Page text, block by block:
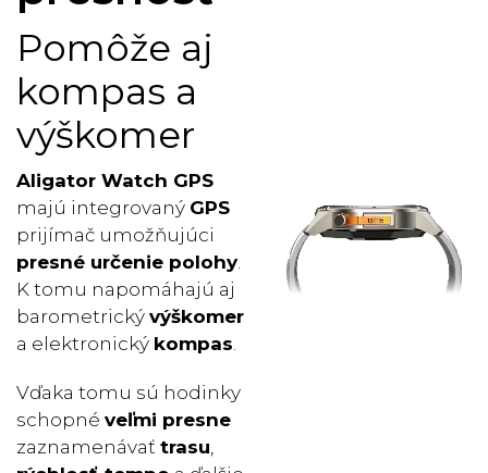
Pomôže aj
kompas a
výškomer
Aligator Watch GPS
majú integrovaný GPS
prijímač umožňujúci
presné určenie polohy.
K tomu napomáhajú aj
barometrický výškomer
a elektronický kompas
Vďaka tomu sú hodinky
schopné veľmi presne
zaznamenávať trasu